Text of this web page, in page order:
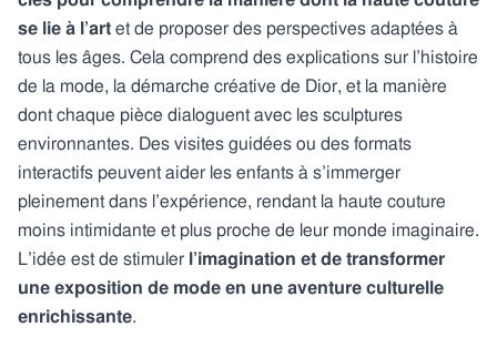
se lie à l’art et de proposer des perspectives adaptées à
tous les âges. Cela comprend des explications sur l’histoire
de la mode, la démarche créative de Dior, et la manière
dont chaque pièce dialoguent avec les sculptures
environnantes. Des visites guidées ou des formats
interactifs peuvent aider les enfants à s’immerger
pleinement dans l’expérience, rendant la haute couture
moins intimidante et plus proche de leur monde imaginaire.
L’idée est de stimuler l’imagination et de transformer
une exposition de mode en une aventure culturelle
enrichissante.